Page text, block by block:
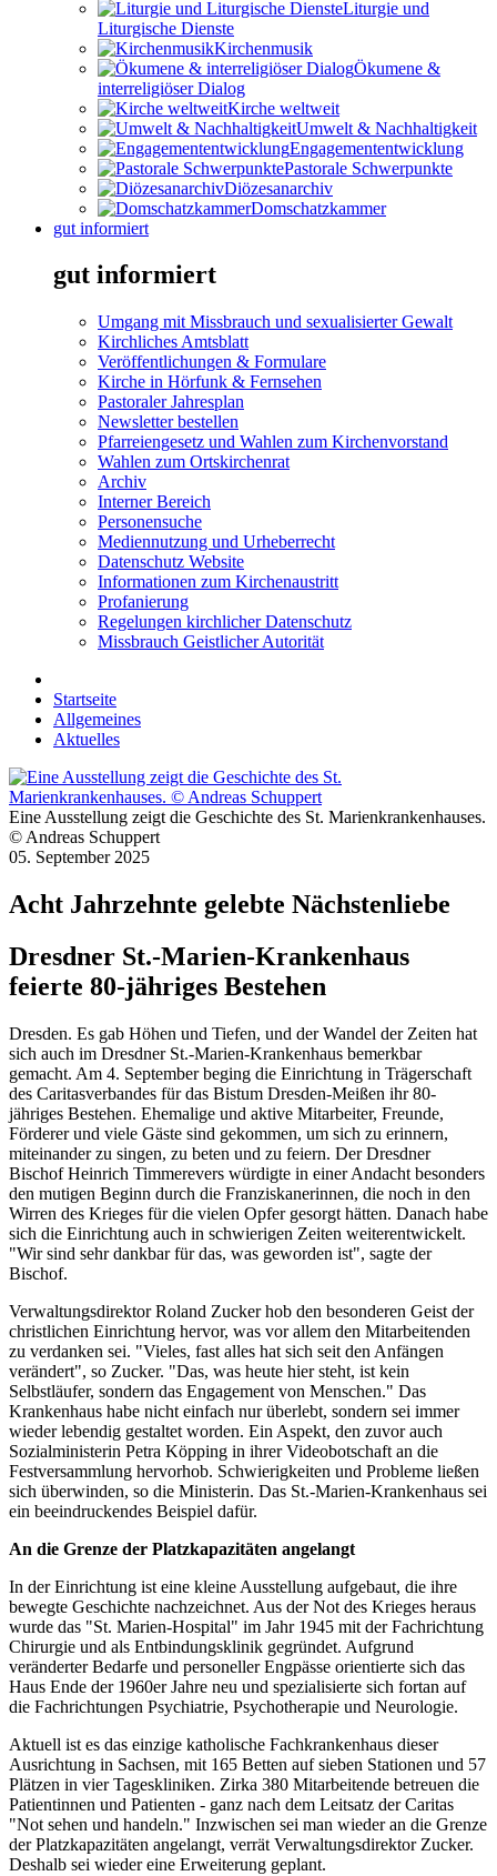
Liturgie und
Liturgische Dienste
Kirchenmusik
Ökumene &
interreligiöser Dialog
Kirche weltweit
Umwelt & Nachhaltigkeit
Engagemententwicklung
Pastorale Schwerpunkte
Diözesanarchiv
Domschatzkammer
gut informiert
gut informiert
Umgang mit Missbrauch und sexualisierter Gewalt
Kirchliches Amtsblatt
Veröffentlichungen & Formulare
Kirche in Hörfunk & Fernsehen
Pastoraler Jahresplan
Newsletter bestellen
Pfarreiengesetz und Wahlen zum Kirchenvorstand
Wahlen zum Ortskirchenrat
Archiv
Interner Bereich
Personensuche
Mediennutzung und Urheberrecht
Datenschutz Website
Informationen zum Kirchenaustritt
Profanierung
Regelungen kirchlicher Datenschutz
Missbrauch Geistlicher Autorität
Startseite
Allgemeines
Aktuelles
Eine Ausstellung zeigt die Geschichte des St. Marienkrankenhauses.
© Andreas Schuppert
05. September 2025
Acht Jahrzehnte gelebte Nächstenliebe
Dresdner St.-Marien-Krankenhaus
feierte 80-jähriges Bestehen
Dresden. Es gab Höhen und Tiefen, und der Wandel der Zeiten hat
sich auch im Dresdner St.-Marien-Krankenhaus bemerkbar
gemacht. Am 4. September beging die Einrichtung in Trägerschaft
des Caritasverbandes für das Bistum Dresden-Meißen ihr 80-
jähriges Bestehen. Ehemalige und aktive Mitarbeiter, Freunde,
Förderer und viele Gäste sind gekommen, um sich zu erinnern,
miteinander zu singen, zu beten und zu feiern. Der Dresdner
Bischof Heinrich Timmerevers würdigte in einer Andacht besonders
den mutigen Beginn durch die Franziskanerinnen, die noch in den
Wirren des Krieges für die vielen Opfer gesorgt hätten. Danach habe
sich die Einrichtung auch in schwierigen Zeiten weiterentwickelt.
"Wir sind sehr dankbar für das, was geworden ist", sagte der
Bischof.
Verwaltungsdirektor Roland Zucker hob den besonderen Geist der
christlichen Einrichtung hervor, was vor allem den Mitarbeitenden
zu verdanken sei. "Vieles, fast alles hat sich seit den Anfängen
verändert", so Zucker. "Das, was heute hier steht, ist kein
Selbstläufer, sondern das Engagement von Menschen." Das
Krankenhaus habe nicht einfach nur überlebt, sondern sei immer
wieder lebendig gestaltet worden. Ein Aspekt, den zuvor auch
Sozialministerin Petra Köpping in ihrer Videobotschaft an die
Festversammlung hervorhob. Schwierigkeiten und Probleme ließen
sich überwinden, so die Ministerin. Das St.-Marien-Krankenhaus sei
ein beeindruckendes Beispiel dafür.
An die Grenze der Platzkapazitäten angelangt
In der Einrichtung ist eine kleine Ausstellung aufgebaut, die ihre
bewegte Geschichte nachzeichnet. Aus der Not des Krieges heraus
wurde das "St. Marien-Hospital" im Jahr 1945 mit der Fachrichtung
Chirurgie und als Entbindungsklinik gegründet. Aufgrund
veränderter Bedarfe und personeller Engpässe orientierte sich das
Haus Ende der 1960er Jahre neu und spezialisierte sich fortan auf
die Fachrichtungen Psychiatrie, Psychotherapie und Neurologie.
Aktuell ist es das einzige katholische Fachkrankenhaus dieser
Ausrichtung in Sachsen, mit 165 Betten auf sieben Stationen und 57
Plätzen in vier Tageskliniken. Zirka 380 Mitarbeitende betreuen die
Patientinnen und Patienten - ganz nach dem Leitsatz der Caritas
"Not sehen und handeln." Inzwischen sei man wieder an die Grenze
der Platzkapazitäten angelangt, verrät Verwaltungsdirektor Zucker.
Deshalb sei wieder eine Erweiterung geplant.